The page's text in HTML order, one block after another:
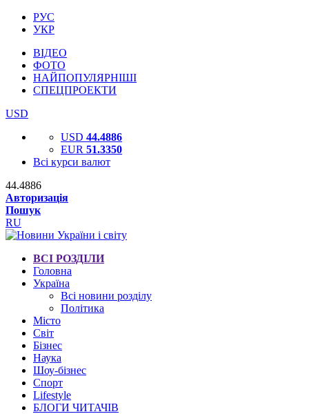
РУС
УКР
ВІДЕО
ФОТО
НАЙПОПУЛЯРНІШІ
СПЕЦПРОЕКТИ
USD
USD 44.4886
EUR 51.3350
Всі курси валют
44.4886
Авторизація
Пошук
RU
ВСІ РОЗДІЛИ
Головна
Україна
Всі новини розділу
Політика
Місто
Світ
Бізнес
Наука
Шоу-бізнес
Спорт
Lifestyle
БЛОГИ ЧИТАЧІВ